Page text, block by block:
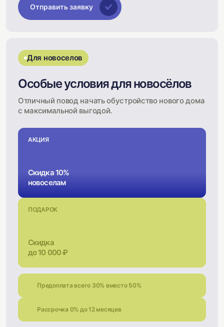
Отправить заявку
Для новоселов
Особые условия для новосёлов
Отличный повод начать обустройство нового дома
с максимальной выгодой.
АКЦИЯ
Скидка 10%
новоселам
ПОДАРОК
Скидка
до 10 000 ₽
Предоплата всего 30% вместо 50%
Рассрочка 0% до 12 месяцев